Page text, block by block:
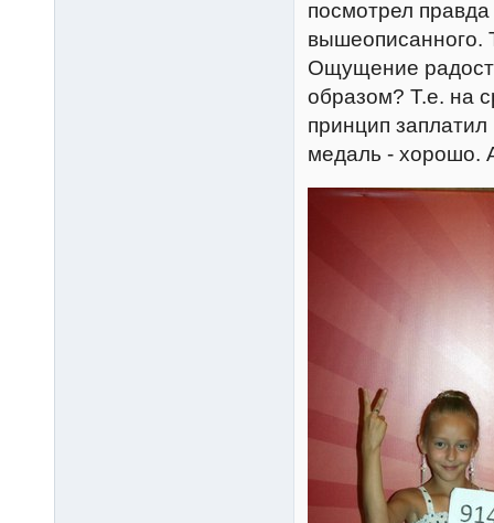
посмотрел
вышеописанного.
Ощущение
образом? Т.е. на
принцип
медаль - хорошо.